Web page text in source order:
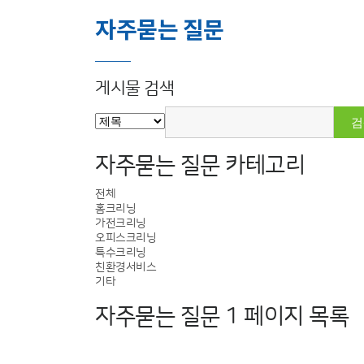
자주묻는 질문
게시물 검색
자주묻는 질문 카테고리
전체
홈크리닝
가전크리닝
오피스크리닝
특수크리닝
친환경서비스
기타
자주묻는 질문 1 페이지 목록